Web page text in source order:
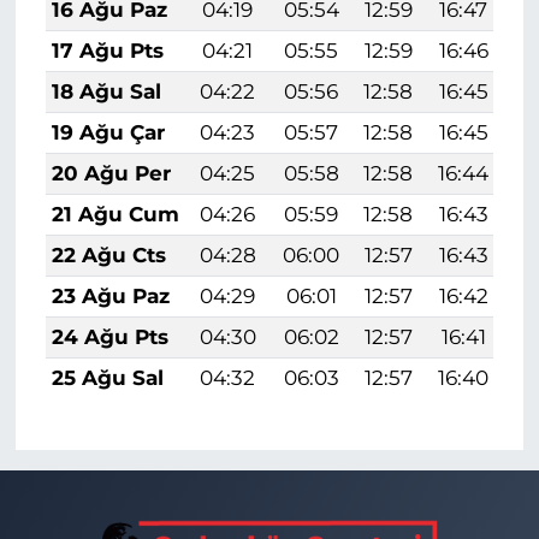
16 Ağu Paz 04:19 05:54 12:59 16:47
17 Ağu Pts
04:21 05:55 12:59 16:46
18 Ağu Sal
04:22 05:56 12:58 16:45
19 Ağu Çar
04:23 05:57 12:58 16:45
20 Ağu Per
04:25 05:58 12:58 16:44
21 Ağu Cum
04:26 05:59 12:58 16:43
22 Ağu Cts
04:28 06:00 12:57 16:43
23 Ağu Paz
04:29 06:01 12:57 16:42
24 Ağu Pts
04:30 06:02 12:57 16:41
25 Ağu Sal
04:32 06:03 12:57 16:40